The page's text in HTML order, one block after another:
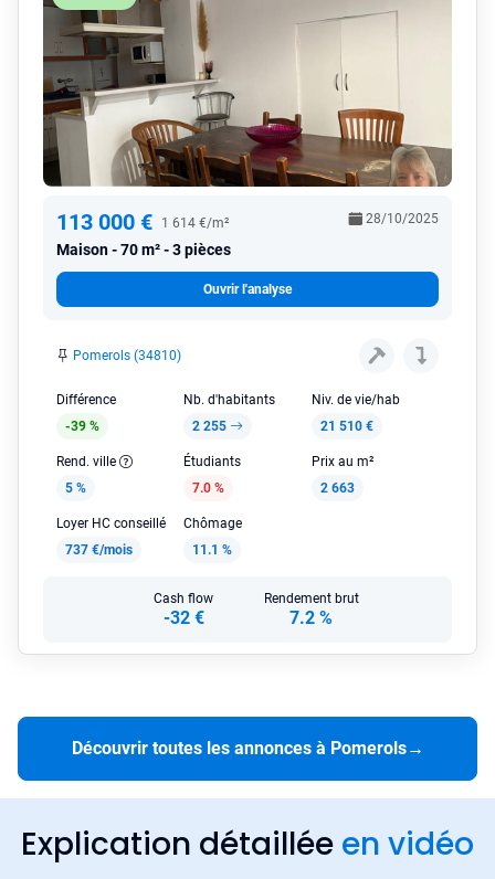
113 000 € 1 614 €/m²
Maison 70 m² - 3 pièces
28/10/2025
Ouvrir l'analyse
Pomerols (34810)
Différence
-39 %
Nb. d'habitants
2 255
Niv. de vie/hab
21 510 €
Rend. ville
5 %
Étudiants
7.0 %
Prix au m²
2 663
Loyer HC conseillé
737 €/mois
Chômage
11.1 %
Cash flow
-32 €
Rendement brut
7.2 %
Découvrir toutes les annonces à Pomerols→
Explication détaillée en vidéo